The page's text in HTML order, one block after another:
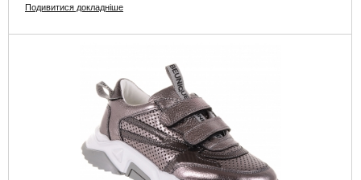
Подивитися докладніше